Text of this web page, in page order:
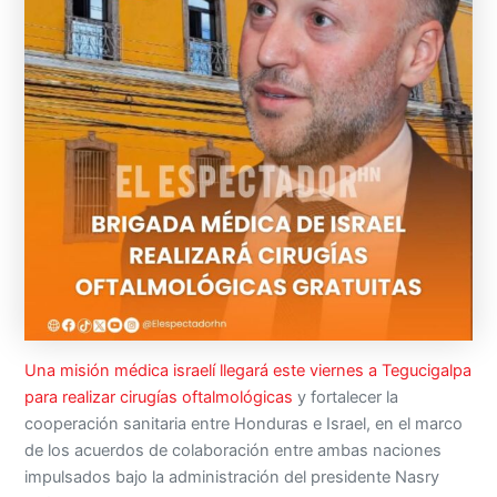
Una misión médica israelí llegará este viernes a Tegucigalpa
para realizar cirugías oftalmológicasy fortalecer la
cooperación sanitaria entre Honduras e Israel, en el marco
de los acuerdos de colaboración entre ambas naciones
impulsados bajo la administración del presidente Nasry